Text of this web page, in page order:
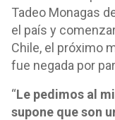
Tadeo Monagas
el país y
Chile, el próximo
fue negada por
“Le pedimos al
supone que son